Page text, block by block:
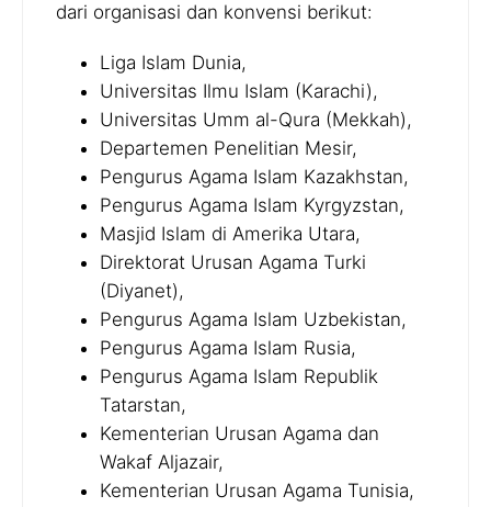
dari organisasi dan konvensi berikut:
Liga Islam Dunia,
Universitas Ilmu Islam (Karachi),
Universitas Umm al-Qura (Mekkah),
Departemen Penelitian Mesir,
Pengurus Agama Islam Kazakhstan,
Pengurus Agama Islam Kyrgyzstan,
Masjid Islam di Amerika Utara,
Direktorat Urusan Agama Turki
(Diyanet),
Pengurus Agama Islam Uzbekistan,
Pengurus Agama Islam Rusia,
Pengurus Agama Islam Republik
Tatarstan,
Kementerian Urusan Agama dan
Wakaf Aljazair,
Kementerian Urusan Agama Tunisia,